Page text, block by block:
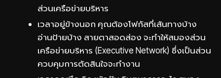
ส่วนเครือข่ายบริหาร
เวลาอยู่ข้างนอก คุณต้องโฟกัสที่เส้นทางบ้าง
อ่านป้ายบ้าง สายตาสอดส่อง จะทำให้สมองส่วน
เครือข่ายบริหาร (Executive Network) ซึ่งเป็นส่วน
ควบคุมการตัดสินใจจะทำงาน